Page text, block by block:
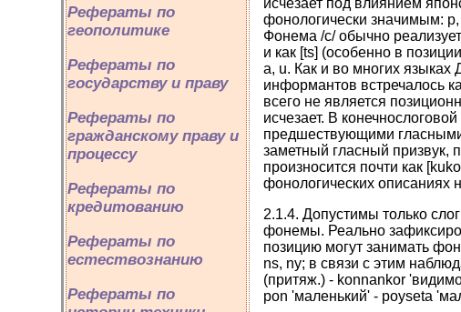
Рефераты по
геополитике
Рефераты по
государству и праву
Рефераты по
гражданскому праву и
процессу
Рефераты по
кредитованию
Рефераты по
естествознанию
Рефераты по
фонологически значимым:
Фонема /c/ обычно
и как [ts] (особенно в
a, u. Как и во многих языках
информантов встречалось
всего не является
исчезает. В
предшествующими гласными
заметный гласный призвук,
произносится почти как
фонологических описаниях
2.1.4. Допустимы только
фонемы. Реально
позицию могут занимать
ns, ny; в связи с этим
(притяж.) - konnankor
pon 'маленький' - poyseta